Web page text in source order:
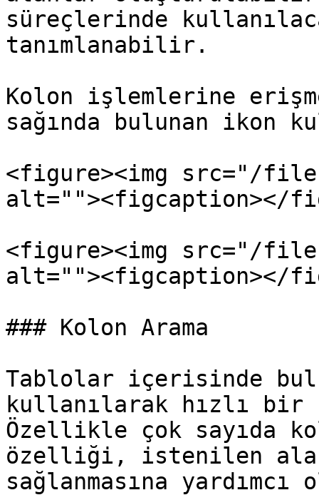
süreçlerinde
tanımlanabilir.
Kolon işlemlerine
sağında bulunan ikon
<figure><img src="/files/
alt=""><figcaption></
<figure><img src="/
alt=""><figcaption></
### Kolon Arama
Tablolar içerisinde
kullanılarak hızlı
Özellikle çok sayıda
özelliği, istenilen
sağlanmasına yardımcı